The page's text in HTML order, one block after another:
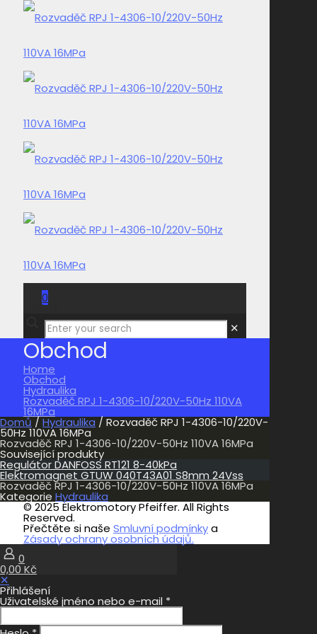
0
0,00 Kč
✕
Obchod
Home
Obchod
Hydraulika
Rozvaděč RPJ 1-4306-10/220V-50Hz 110VA
16MPa
Domů / Hydraulika / Rozvaděč RPJ 1-4306-10/220V-
50Hz 110VA 16MPa
Rozvaděč RPJ 1-4306-10/220V-50Hz 110VA 16MPa
Související produkty
Regulátor DANFOSS RT121 8-40kPa
Elektromagnet GTUW 040T43A01 S8mm 24Vss
Rozvaděč RPJ 1-4306-10/220V-50Hz 110VA 16MPa
Kategorie Hydraulika
© 2025 Elektromotory Pfeiffer. All Rights
Reserved.
Přečtěte si naše Smluvní podmínkya
Zásady ochrany osobních údajů.
0
0,00 Kč
✕
Přihlášení
Uživatelské jméno nebo e-mail *